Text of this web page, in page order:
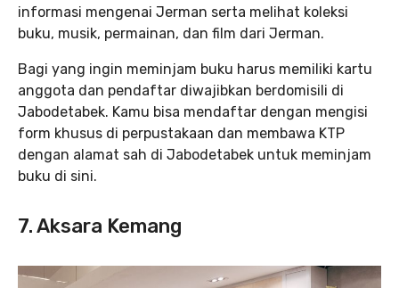
informasi mengenai Jerman serta melihat koleksi
buku, musik, permainan, dan film dari Jerman.
Bagi yang ingin meminjam buku harus memiliki kartu
anggota dan pendaftar diwajibkan berdomisili di
Jabodetabek. Kamu bisa mendaftar dengan mengisi
form khusus di perpustakaan dan membawa KTP
dengan alamat sah di Jabodetabek untuk meminjam
buku di sini.
7. Aksara Kemang